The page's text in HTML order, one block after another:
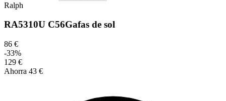
Ralph
RA5310U C56Gafas de sol
86 €
-33%
129 €
Ahorra 43 €